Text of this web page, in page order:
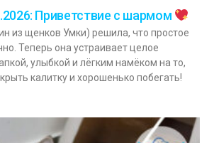
Приветствие с шармом
из щенков Умки) решила, что простое
Теперь она устраивает целое
улыбкой и лёгким намёком на то,
калитку и хорошенько побегать!